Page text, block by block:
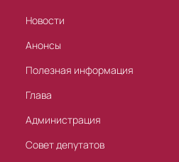
Новости
Анонсы
Полезная информация
Глава
Администрация
Совет депутатов